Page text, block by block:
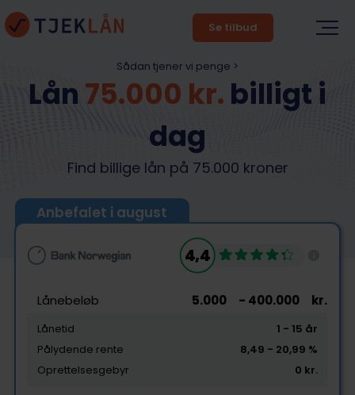
Se tilbud
Sådan tjener vi penge >
Lån 75.000 kr. billigt i
dag
Find billige lån på 75.000 kroner
Anbefalet i august
4,4
Lånebeløb 5.000 - 400.000 kr.
Lånetid 1 - 15 år
Pålydende rente
8,49 - 20,99 %
Oprettelsesgebyr
0 kr.